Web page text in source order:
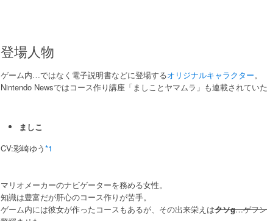
登場人物
ゲーム内…ではなく電子説明書などに登場するオリジナルキャラクター。
Nintendo Newsではコース作り講座「ましことヤマムラ」も連載されていた
ましこ
CV:彩崎ゆう*1
マリオメーカーのナビゲーターを務める女性。
知識は豊富だが肝心のコース作りが苦手。
ゲーム内には彼女が作ったコースもあるが、その出来栄えはクソg…ゲフ